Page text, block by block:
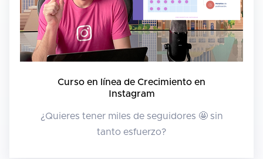
Curso en línea de Crecimiento en
Instagram
¿Quieres tener miles de seguidores 🤩 sin
tanto esfuerzo?